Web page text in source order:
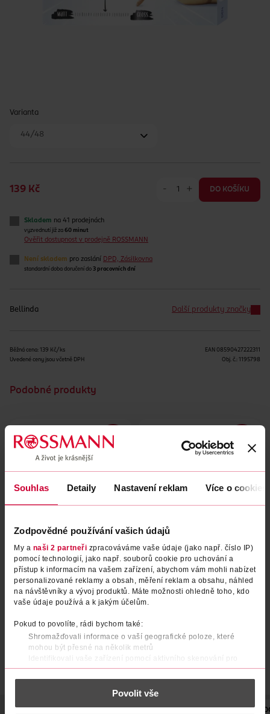
Souhlas Detaily Nastavení reklam Více o cookies
Zodpovědné používání vašich údajů
My a naši 2 partneři zpracováváme vaše údaje (jako např. číslo IP)
pomocí technologií, jako např. souborů cookie pro uchování a
přístup k informacím na vašem zařízení, abychom vám mohli nabízet
personalizované reklamy a obsah, měření reklam a obsahu, náhled
na návštěvníky a vývoj produktů. Máte možnosti ohledně toho, kdo
vaše údaje používá a k jakým účelům.
Pokud to povolíte, rádi bychom také:
Shromažďovali informace o vaší geografické poloze, které
mohou být přesné na několik metrů
Identifikovali vaše zařízení pomocí aktivního skenování pro
konkrétní charakteristiky (otisk prstu)
Zjistěte více o tom, jak zpracováváme vaše osobní údaje, a nastavte
části s podrobnostmi . Svůj souhlas můžete kdykoliv
Povolit vše
Varianta
44/48
139 Kč - + DO KOŠÍKU
Skladem na 41 prodejnách
vyzvednutí již za 60 minut
Ověřit dostupnost v prodejně ROSSMANN
Není skladem pro zaslání DPD, Zásilkovna
standardní doba doručení do 3 pracovních dní
Bellinda Další produkty značky
Běžná cena: 139 Kč/ks
Uvedené ceny jsou včetně DPH
EAN 08590427222311
Obj. č.: 1195798
Podobné produkty
Punčochové kalhoty formovací
tělové 20 DEN L
under2wear 1 ks
89.90 Kč
Obj. č.: 1069747
Punčochové kalhoty 2pack
champagne 20 DEN S
under2wear 2 ks
Obj. č.: 1212136
POPIS SLOŽENÍ BARVA VELIKOST TLOUŠŤKA